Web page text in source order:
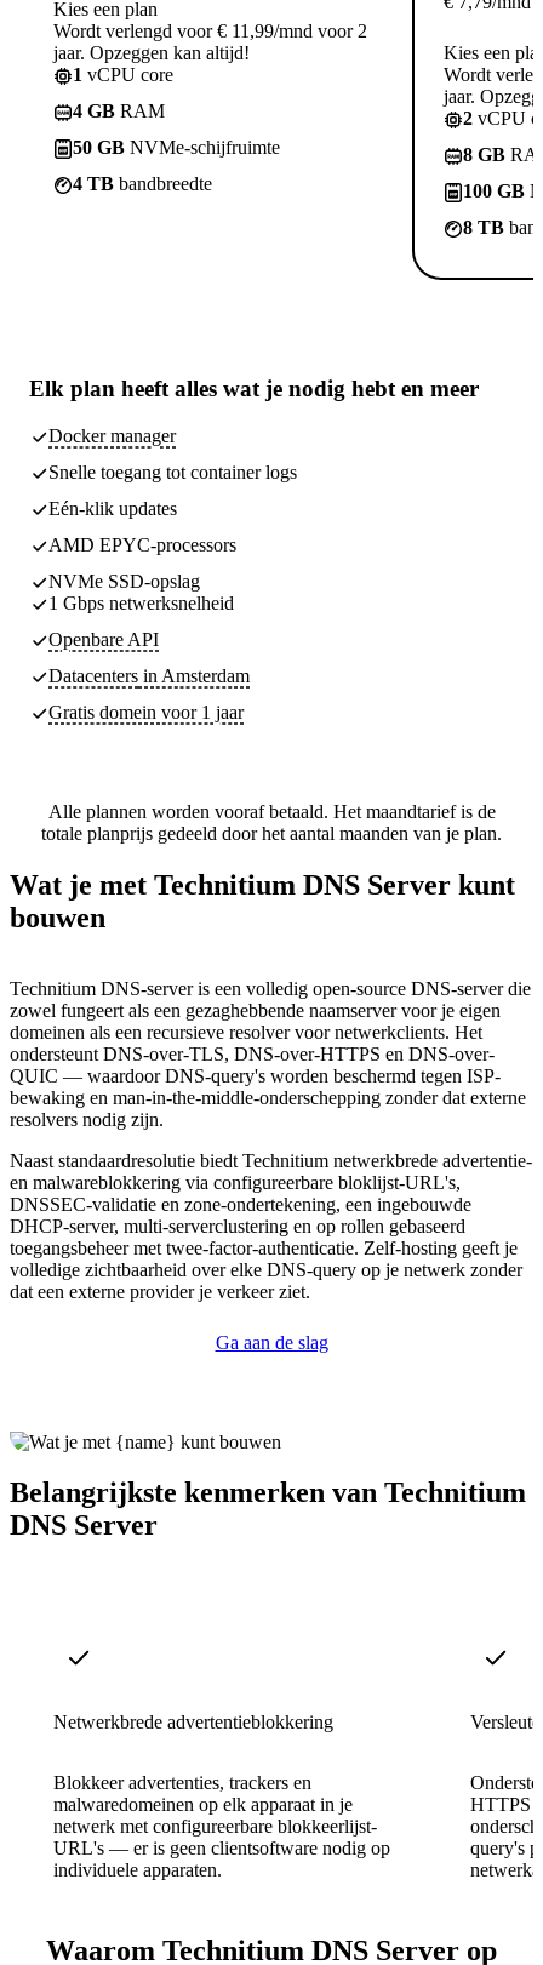
Kies een plan
Wordt verlengd voor € 11,99/mnd voor 2
jaar. Opzeggen kan altijd!
1 vCPU core
4 GB RAM
50 GB NVMe-schijfruimte
4 TB bandbreedte
Kies een
Wordt
jaar.
2 vCPU
8 GB
100 GB
8 TB
Elk plan heeft alles wat je nodig hebt en meer
Docker manager
Snelle toegang tot container logs
Eén-klik updates
AMD EPYC-processors
NVMe SSD-opslag
1 Gbps netwerksnelheid
Openbare API
Datacenters in Amsterdam
Gratis domein voor 1 jaar
Alle plannen worden vooraf betaald. Het maandtarief is de
totale planprijs gedeeld door het aantal maanden van je plan.
Wat je met Technitium DNS Server kunt
bouwen
Technitium DNS-server is een volledig open-source DNS-server die
zowel fungeert als een gezaghebbende naamserver voor je eigen
domeinen als een recursieve resolver voor netwerkclients. Het
ondersteunt DNS-over-TLS, DNS-over-HTTPS en DNS-over-
QUIC — waardoor DNS-query's worden beschermd tegen ISP-
bewaking en man-in-the-middle-onderschepping zonder dat externe
resolvers nodig zijn.
Naast standaardresolutie biedt Technitium netwerkbrede advertentie-
en malwareblokkering via configureerbare bloklijst-URL's,
DNSSEC-validatie en zone-ondertekening, een ingebouwde
DHCP-server, multi-serverclustering en op rollen gebaseerd
toegangsbeheer met twee-factor-authenticatie. Zelf-hosting geeft je
volledige zichtbaarheid over elke DNS-query op je netwerk zonder
dat een externe provider je verkeer ziet.
Ga aan de slag
Belangrijkste kenmerken van Technitium
DNS Server
Netwerkbrede advertentieblokkering
Blokkeer advertenties, trackers en
malwaredomeinen op elk apparaat in je
netwerk met configureerbare blokkeerlijst-
URL's — er is geen clientsoftware nodig op
individuele apparaten.
HTTPS
query's
Waarom Technitium DNS Server op